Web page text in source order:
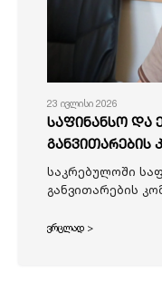
23 ივლისი 2026
საფინანსო და
განვითარების
საკრებულოში
განვითარების
ვრცლად >